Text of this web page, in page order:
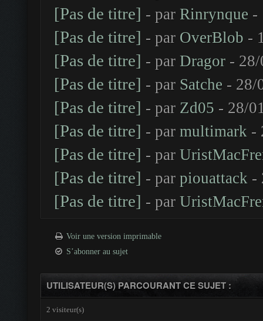
[Pas de titre] - par Rinrynque -
[Pas de titre] - par OverBlob -
[Pas de titre] - par Dragor -
[Pas de titre] - par Satche - 28/
[Pas de titre] - par Zd05 - 28/
[Pas de titre] - par multimark -
[Pas de titre] - par
[Pas de titre] - par piouattack -
[Pas de titre] - par
Voir une version imprimable
S’abonner au sujet
UTILISATEUR(S) PARCOURANT CE SUJET :
2 visiteur(s)